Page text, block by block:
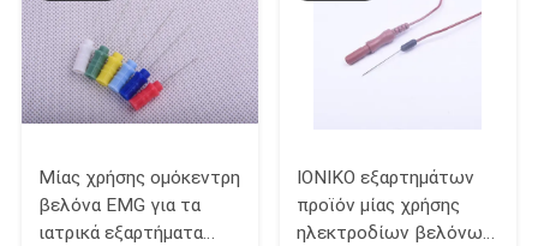
SITEMAP
PRIVACY
Μίας χρήσης ομόκεντρη
βελόνα EMG για τα
ιατρικά εξαρτήματα
ΙΟΝΙΚΟ εξαρτημάτων
προϊόν μίας χρήσης
ηλεκτροδίων βελόνων